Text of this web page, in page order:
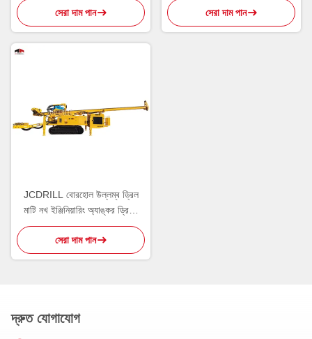
সেরা দাম পান সেরা দাম পান
JCDRILL বোরহোল উল্লম্ব ড্রিল
মাটি নখ ইঞ্জিনিয়ারিং অ্যাঙ্কর ড্রিলিং
রিগ
সেরা দাম পান
দ্রুত যোগাযোগ